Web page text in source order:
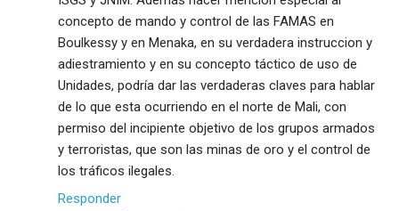
concepto de mando y control de las FAMAS en
Boulkessy y en Menaka, en su verdadera instruccion y
adiestramiento y en su concepto táctico de uso de
Unidades, podría dar las verdaderas claves para hablar
de lo que esta ocurriendo en el norte de Mali, con
permiso del incipiente objetivo de los grupos armados
y terroristas, que son las minas de oro y el control de
los tráficos ilegales.
Responder